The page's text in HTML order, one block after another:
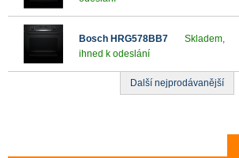
Bosch HRG578BB7
Skladem,
ihned k odeslání
Další nejprodávanější